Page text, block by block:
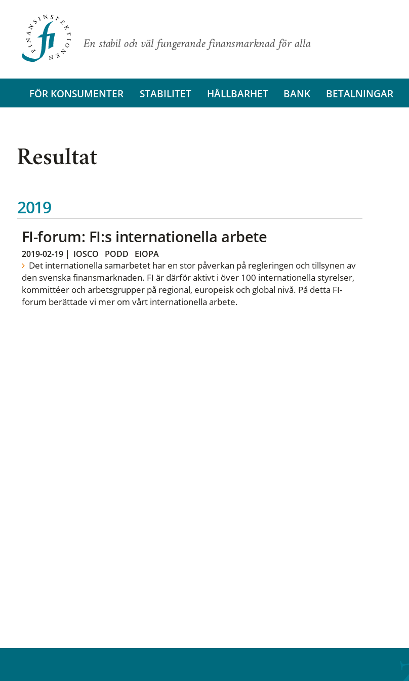
En stabil och väl fungerande finansmarknad för alla
FÖR KONSUMENTER STABILITET HÅLLBARHET BANK BETALNINGAR
Resultat
2019
FI-forum: FI:s internationella arbete
2019-02-19| IOSCO PODD EIOPA
Det internationella samarbetet har en stor påverkan på regleringen och tillsynen av
den svenska finansmarknaden. FI är därför aktivt i över 100 internationella styrelser,
kommittéer och arbetsgrupper på regional, europeisk och global nivå. På detta FI-
forum berättade vi mer om vårt internationella arbete.